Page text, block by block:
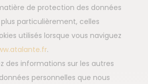
de protection des données
particulièrement, celles
utilisés lorsque vous naviguez
.
des informations sur les autres
personnelles que nous